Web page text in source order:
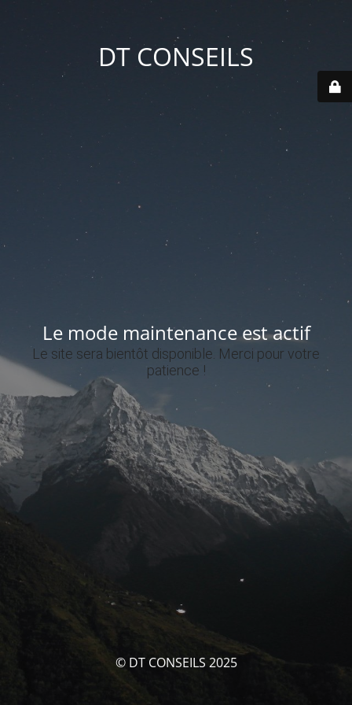
DT CONSEILS
Le mode maintenance est actif
Le site sera bientôt disponible. Merci pour votre
patience !
© DT CONSEILS 2025